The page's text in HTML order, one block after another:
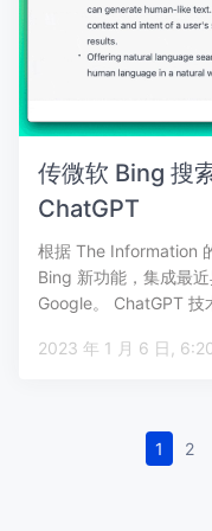
传微软 Bing 搜
ChatGPT
根据 The Information
Bing 新功能，集成最
Google。 ChatGPT 技
2023 年 1
1 2